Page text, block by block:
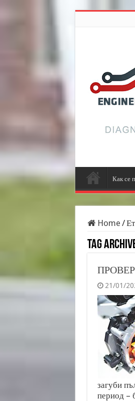
Как се
Home /
Tag
21/01/
загуби
период –